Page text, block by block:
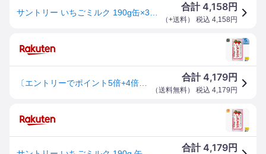
合計4,158円
（+送料） 税込 4,158 円
合計4,179円
（送料無料） 税込 4,179 円
合計4,179円